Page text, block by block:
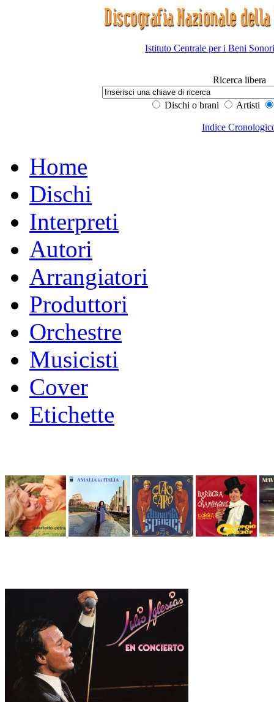
Istituto Centrale per i Beni
Ricerca libera
Dischi o brani Artisti
Indice
Home
Dischi
Interpreti
Autori
Arrangiatori
Produttori
Orchestre
Musicisti
Cover
Etichette